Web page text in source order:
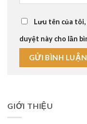
Lưu tên của
duyệt này cho lần
GIỚI THIỆU